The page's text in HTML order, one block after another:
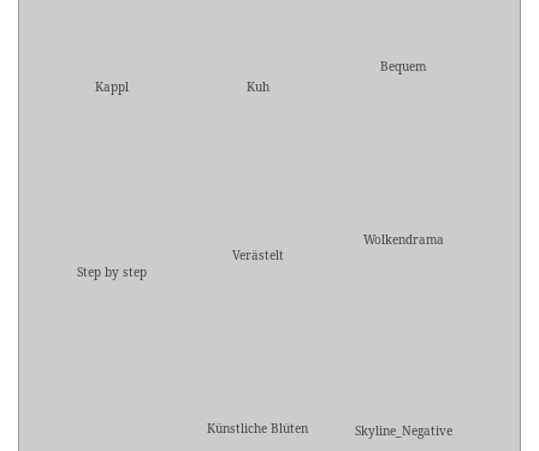
Kappl Kuh
Bequem
Step by step
Verästelt
Wolkendrama
Künstliche Blüten Skyline_Negative